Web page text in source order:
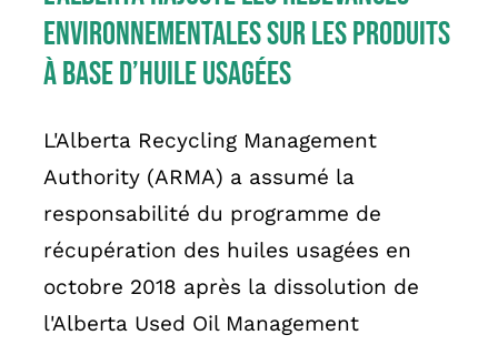
environnementales sur les produits
à base d’huile usagées
L'Alberta Recycling Management
Authority (ARMA) a assumé la
responsabilité du programme de
récupération des huiles usagées en
octobre 2018 après la dissolution de
l'Alberta Used Oil Management